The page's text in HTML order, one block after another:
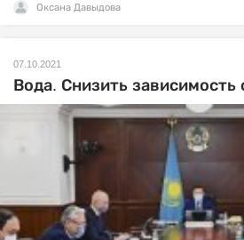
Оксана Давыдова
07.10.2021
Вода. Снизить зависимость